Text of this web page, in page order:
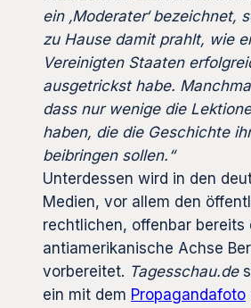
ein ‚Moderater‘ bezeichnet,
zu Hause damit prahlt, wie
Vereinigten Staaten
ausgetrickst habe.
dass nur wenige die
haben, die die Geschichte
beibringen sollen.“
Unterdessen wird in den
Medien, vor allem den
rechtlichen, offenbar bereits
antiamerikanische Achse
vorbereitet. Tagesschau.de
ein mit dem Propagandafoto